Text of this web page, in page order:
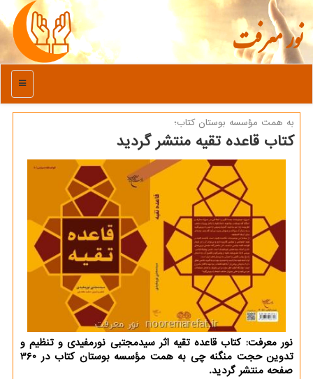
نور معرفت
منو
به همت مؤسسه بوستان كتاب؛
کتاب قاعده تقیه منتشر گردید
نور معرفت: کتاب قاعده تقیه اثر سیدمجتبی نورمفیدی و تنظیم و
تدوین حجت منگنه چی به همت مؤسسه بوستان کتاب در 360
صفحه منتشر گردید.